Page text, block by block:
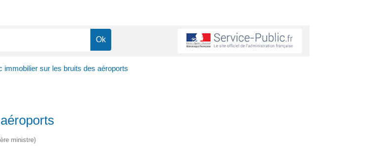
immobilier sur les bruits des aéroports
ministre)